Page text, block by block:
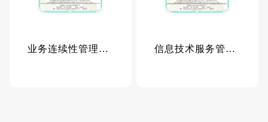
业务连续性管理体系认证证书 信息技术服务管理体系认证证书